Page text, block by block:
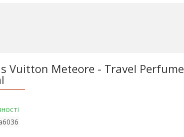
Vuitton Meteore - Travel Perfume